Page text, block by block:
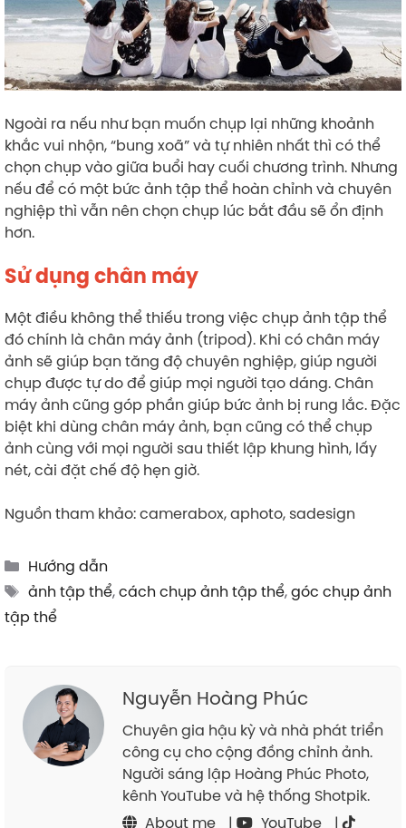
Ngoài ra nếu như bạn muốn chụp lại những khoảnh
khắc vui nhộn, “bung xoã” và tự nhiên nhất thì có thể
chọn chụp vào giữa buổi hay cuối chương trình. Nhưng
nếu để có một bức ảnh tập thể hoàn chỉnh và chuyên
nghiệp thì vẫn nên chọn chụp lúc bắt đầu sẽ ổn định
hơn.
Sử dụng chân máy
Một điều không thể thiếu trong việc chụp ảnh tập thể
đó chính là chân máy ảnh (tripod). Khi có chân máy
ảnh sẽ giúp bạn tăng độ chuyên nghiệp, giúp người
chụp được tự do để giúp mọi người tạo dáng. Chân
máy ảnh cũng góp phần giúp bức ảnh bị rung lắc. Đặc
biệt khi dùng chân máy ảnh, bạn cũng có thể chụp
ảnh cùng với mọi người sau thiết lập khung hình, lấy
nét, cài đặt chế độ hẹn giờ.
Nguồn tham khảo: camerabox, aphoto, sadesign
Categories
Hướng dẫn
Tags
ảnh tập thể,cách chụp ảnh tập thể,góc chụp ảnh
tập thể
Nguyễn Hoàng Phúc
Chuyên gia hậu kỳ và nhà phát triển
công cụ cho cộng đồng chỉnh ảnh.
Người sáng lập Hoàng Phúc Photo,
kênh YouTube và hệ thống Shotpik.
About me
| YouTube |